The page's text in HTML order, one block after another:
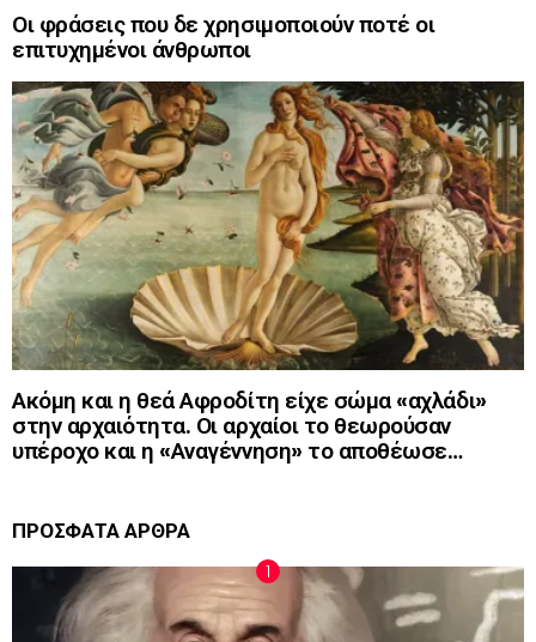
Οι φράσεις που δε χρησιμοποιούν ποτέ οι
επιτυχημένοι άνθρωποι
Ακόμη και η θεά Αφροδίτη είχε σώμα «αχλάδι»
στην αρχαιότητα. Οι αρχαίοι το θεωρούσαν
υπέροχο και η «Αναγέννηση» το αποθέωσε…
ΠΡΟΣΦΑΤΑ ΑΡΘΡΑ